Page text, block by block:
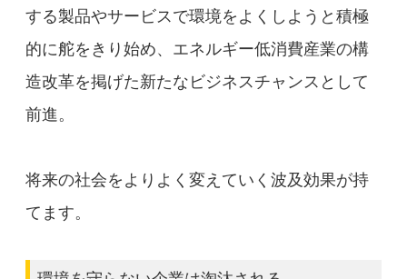
する製品やサービスで環境をよくしようと積極
的に舵をきり始め、エネルギー低消費産業の構
造改革を掲げた新たなビジネスチャンスとして
前進。
将来の社会をよりよく変えていく波及効果が持
てます。